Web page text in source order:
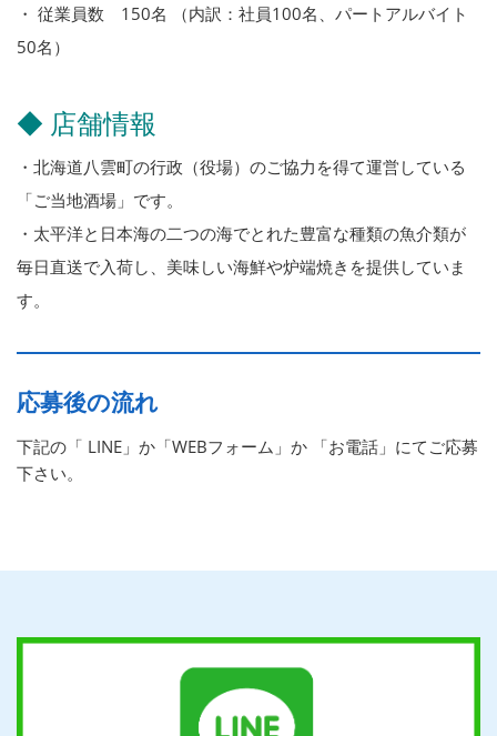
・ 従業員数 150名 （内訳：社員100名、パートアルバイト
50名）
◆ 店舗情報
・北海道八雲町の行政（役場）のご協力を得て運営している
「ご当地酒場」です。
・太平洋と日本海の二つの海でとれた豊富な種類の魚介類が
毎日直送で入荷し、美味しい海鮮や炉端焼きを提供していま
す。
応募後の流れ
下記の「 LINE」か「WEBフォーム」か 「お電話」にてご応募
下さい。